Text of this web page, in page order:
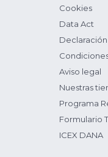
Cookies
Data Act
Aviso legal
Nuestras
Programa
Formulario
ICEX DANA